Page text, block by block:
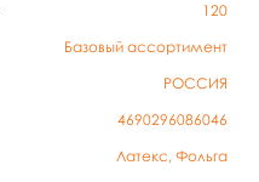
120
Базовый ассортимент
РОССИЯ
4690296086046
Латекс, Фольга